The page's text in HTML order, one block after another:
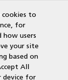
cookies to
for
how users
your site
based on
All
device for